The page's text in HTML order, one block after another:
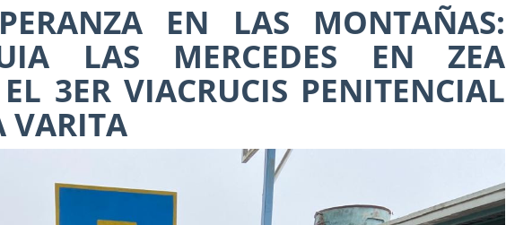
EN LAS MONTAÑAS:
LAS MERCEDES EN ZEA
3ER VIACRUCIS PENITENCIAL
VARITA